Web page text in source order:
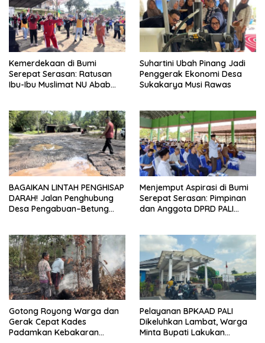
Kemerdekaan di Bumi
Serepat Serasan: Ratusan
Ibu-Ibu Muslimat NU Abab
Indonesia
Suhartini Ubah Pinang Jadi
Penggerak Ekonomi Desa
Sukakarya Musi Rawas
BAGAIKAN LINTAH PENGHISAP
DARAH! Jalan Penghubung
Desa Pengabuan–Betung
Kerok
Menjemput Aspirasi di Bumi
Serepat Serasan: Pimpinan
dan Anggota DPRD PALI
Melalui Reses Ke-2 Tahun
2026
Gotong Royong Warga dan
Gerak Cepat Kades
Padamkan Kebakaran
Pelayanan BPKAAD PALI
Dikeluhkan Lambat, Warga
Minta Bupati Lakukan